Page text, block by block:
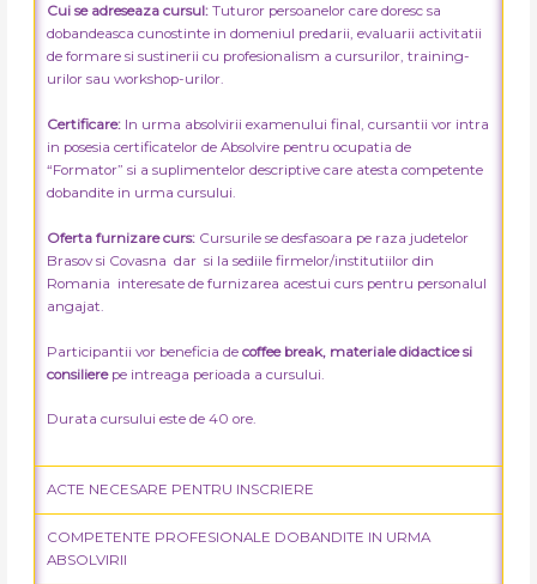
Cui se adreseaza cursul:Tuturor persoanelor care doresc sa
dobandeasca cunostinte in domeniul predarii, evaluarii activitatii
de formare si sustinerii cu profesionalism a cursurilor, training-
urilor sau workshop-urilor.
Certificare: In urma absolvirii examenului final, cursantii vor intra
in posesia certificatelor de Absolvire pentru ocupatia de
“Formator” si a suplimentelor descriptive care atesta competente
dobandite in urma cursului.
Oferta furnizare curs: Cursurile se desfasoara pe raza judetelor
Brasov si Covasna dar si la sediile firmelor/institutiilor din
Romania interesate de furnizarea acestui curs pentru personalul
angajat.
Participantii vor beneficia decoffee break, materiale didactice si
consilierepe intreaga perioada a cursului.
Durata cursului este de 40 ore.
ACTE NECESARE PENTRU INSCRIERE
COMPETENTE PROFESIONALE DOBANDITE IN URMA
ABSOLVIRII